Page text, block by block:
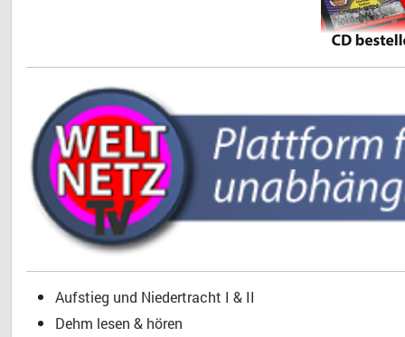
Aufstieg und Niedertracht I & II
Dehm lesen & hören